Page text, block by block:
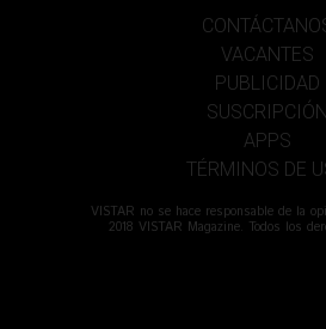
VACANTES
PUBLICIDAD
SUSCRIPCIÓN
APPS
TÉRMINOS DE
VISTAR no se hace responsable de la
2018 VISTAR Magazine. Todos los